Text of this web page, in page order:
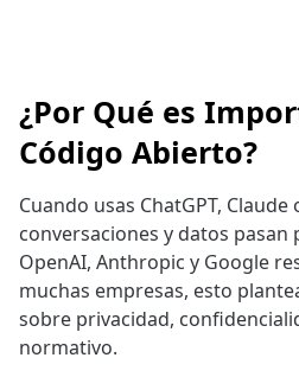
¿Por Qué es
Código Abierto?
Cuando usas ChatGPT, Claude
conversaciones y datos
OpenAI, Anthropic y Google
muchas empresas, esto
sobre privacidad,
normativo.